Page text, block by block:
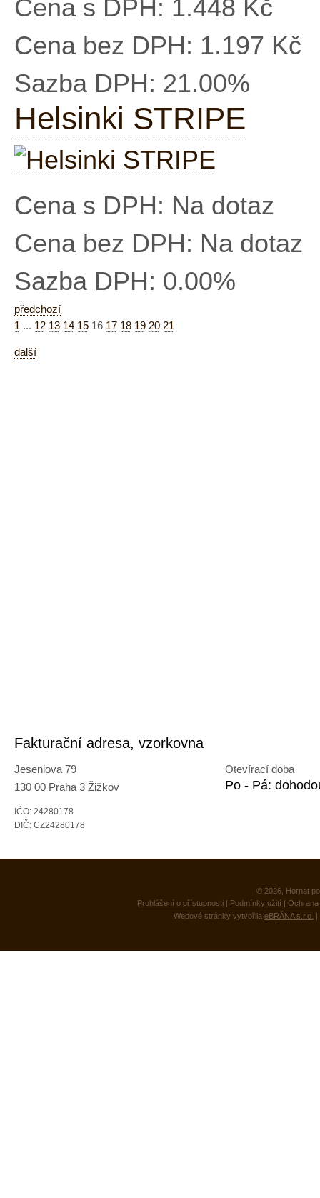
Cena s DPH: 1.448 Kč
Cena bez DPH: 1.197 Kč
Sazba DPH: 21.00%
Helsinki STRIPE
Cena s DPH: Na dotaz
Cena bez DPH: Na dotaz
Sazba DPH: 0.00%
předchozí
1 ... 12 13 14 15 16 17 18 19 20 21
další
Fakturační adresa, vzorkovna
Jeseniova 79
130 00 Praha 3 Žižkov
IČO: 24280178
DIČ: CZ24280178
Otevírací doba
Po - Pá:
© 2026, Hornat
Prohlášení o přístupnosti | Podmínky užití |
Webové stránky vytvořila eBRÁNA s.r.o. |